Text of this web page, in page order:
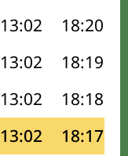
13:02 18:20
13:02 18:19
13:02 18:18
13:02 18:17